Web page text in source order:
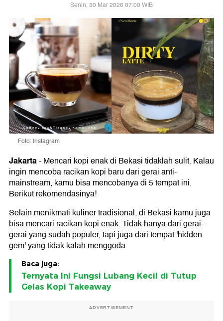
Senin, 30 Mar 2026 07:00 WIB
Foto: Instagram
Jakarta-Mencari kopi enak di Bekasi tidaklah sulit. Kalau
ingin mencoba racikan kopi baru dari gerai anti-
mainstream, kamu bisa mencobanya di 5 tempat ini.
Berikut rekomendasinya!
Selain menikmati kuliner tradisional, di Bekasi kamu juga
bisa mencari racikan kopi enak. Tidak hanya dari gerai-
gerai yang sudah populer, tapi juga dari tempat 'hidden
gem' yang tidak kalah menggoda.
Baca juga:
Ternyata Ini Fungsi Lubang Kecil di Tutup
Gelas Kopi Takeaway
ADVERTISEMENT